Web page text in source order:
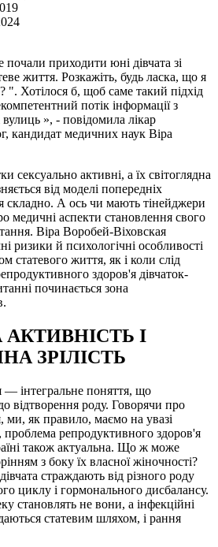
приходити юні дівчата зі
життя. Розкажіть, будь ласка, що я
". Хотілося б, щоб саме такий підхід
потік інформації з
вулиць », - повідомила лікар
кандидат медичних наук Віра
сексуально активні, а їх світоглядна
від моделі попередніх
складно. А ось чи мають тінейджери
медичні аспекти становлення свого
Віра Воробей-Віховская
ризики й психологічні особливості
статевого життя, як і коли слід
здоров'я дівчаток-
починається зона
І
ЗРІЛІСТЬ
— інтегральне поняття, що
відтворення роду. Говорячи про
ми, як правило, маємо на увазі
репродуктивного здоров'я
також актуальна. Що ж може
з боку їх власної жіночності?
страждають від різного роду
циклу і гормонального дисбалансу.
становлять не вони, а інфекційні
статевим шляхом, і рання